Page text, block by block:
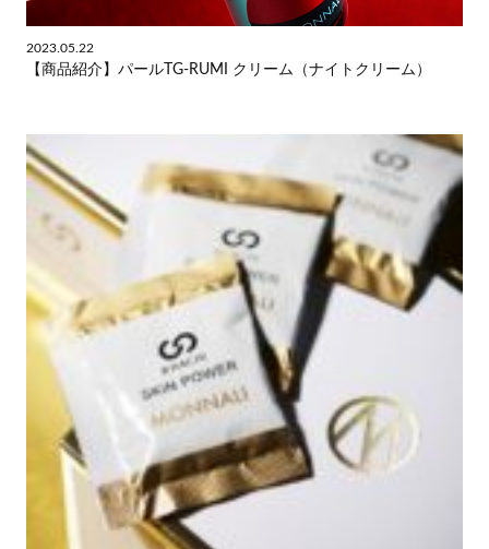
2023.05.22
【商品紹介】パールTG-RUMI クリーム（ナイトクリーム）